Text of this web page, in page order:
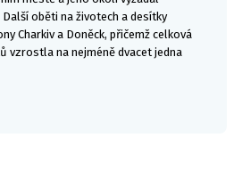
oběti na životech a desítky
Charkiv a Doněck, přičemž celková
vzrostla na nejméně dvacet jedna